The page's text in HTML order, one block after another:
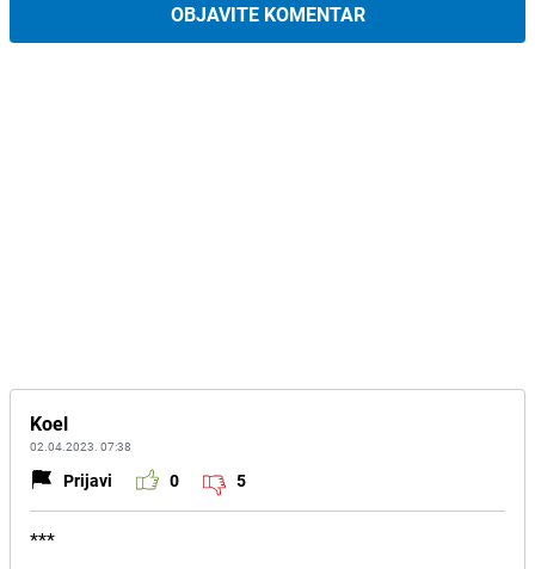
OBJAVITE KOMENTAR
Koel
02.04.2023. 07:38
Prijavi 0 5
***